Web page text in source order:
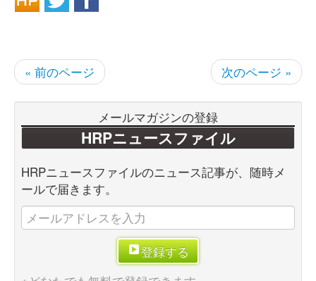
« 前のページ 次のページ »
メールマガジンの登録
HRPニュースファイル
HRPニュースファイルのニュース記事が、随時メ
ールで届きます。
登録する